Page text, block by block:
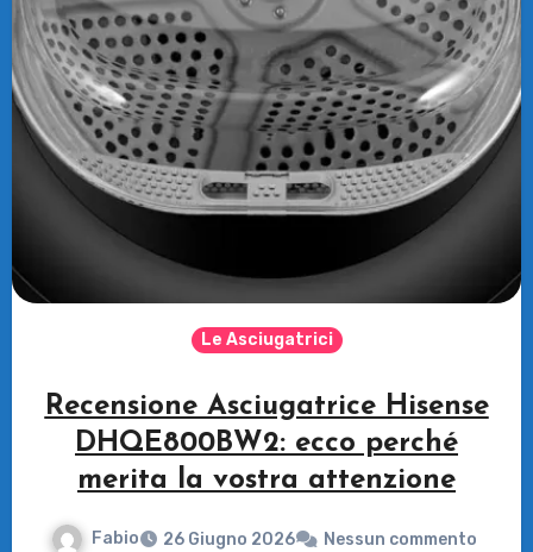
Le Asciugatrici
Recensione Asciugatrice Hisense
DHQE800BW2: ecco perché
merita la vostra attenzione
Fabio 26 Giugno 2026 Nessun commento